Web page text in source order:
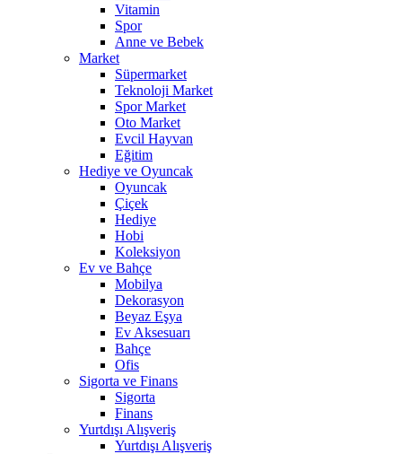
Vitamin
Spor
Anne ve Bebek
Market
Süpermarket
Teknoloji Market
Spor Market
Oto Market
Evcil Hayvan
Eğitim
Hediye ve Oyuncak
Oyuncak
Çiçek
Hediye
Hobi
Koleksiyon
Ev ve Bahçe
Mobilya
Dekorasyon
Beyaz Eşya
Ev Aksesuarı
Bahçe
Ofis
Sigorta ve Finans
Sigorta
Finans
Yurtdışı Alışveriş
Yurtdışı Alışveriş